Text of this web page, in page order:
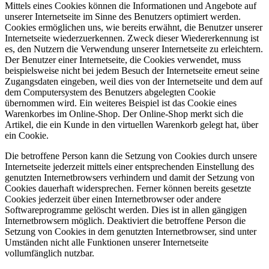
Mittels eines Cookies können die Informationen und Angebote auf
unserer Internetseite im Sinne des Benutzers optimiert werden.
Cookies ermöglichen uns, wie bereits erwähnt, die Benutzer unserer
Internetseite wiederzuerkennen. Zweck dieser Wiedererkennung ist
es, den Nutzern die Verwendung unserer Internetseite zu erleichtern.
Der Benutzer einer Internetseite, die Cookies verwendet, muss
beispielsweise nicht bei jedem Besuch der Internetseite erneut seine
Zugangsdaten eingeben, weil dies von der Internetseite und dem auf
dem Computersystem des Benutzers abgelegten Cookie
übernommen wird. Ein weiteres Beispiel ist das Cookie eines
Warenkorbes im Online-Shop. Der Online-Shop merkt sich die
Artikel, die ein Kunde in den virtuellen Warenkorb gelegt hat, über
ein Cookie.
Die betroffene Person kann die Setzung von Cookies durch unsere
Internetseite jederzeit mittels einer entsprechenden Einstellung des
genutzten Internetbrowsers verhindern und damit der Setzung von
Cookies dauerhaft widersprechen. Ferner können bereits gesetzte
Cookies jederzeit über einen Internetbrowser oder andere
Softwareprogramme gelöscht werden. Dies ist in allen gängigen
Internetbrowsern möglich. Deaktiviert die betroffene Person die
Setzung von Cookies in dem genutzten Internetbrowser, sind unter
Umständen nicht alle Funktionen unserer Internetseite
vollumfänglich nutzbar.